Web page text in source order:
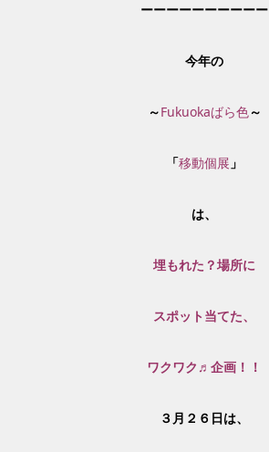
ーーーーーーーーーー
今年の
～Fukuokaばら色～
「移動個展 」
は、
埋もれた？場所に
スポット当てた、
ワクワク♬企画！！
３月２６日は、